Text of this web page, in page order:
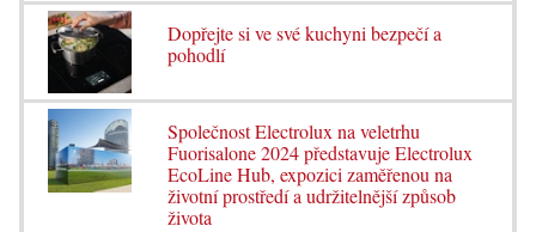
Dopřejte si ve své kuchyni bezpečí a
pohodlí
Společnost Electrolux na veletrhu
Fuorisalone 2024 představuje Electrolux
EcoLine Hub, expozici zaměřenou na
životní prostředí a udržitelnější způsob
života